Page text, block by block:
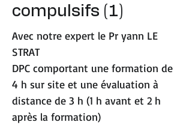
compulsifs (1)
Avec notre expert le Pr yann LE
STRAT
DPC comportant une formation de
4 h sur site et une évaluation à
distance de 3 h (1 h avant et 2 h
après la formation)